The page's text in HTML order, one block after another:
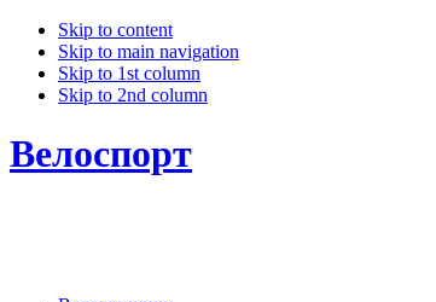
Skip to content
Skip to main navigation
Skip to 1st column
Skip to 2nd column
Велоспорт